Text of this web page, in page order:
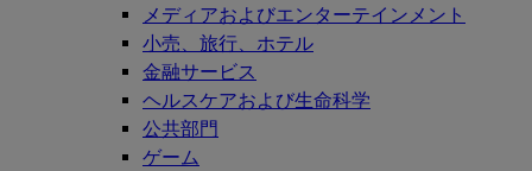
メディアおよびエンターテインメント
小売、旅行、ホテル
金融サービス
ヘルスケアおよび生命科学
公共部門
ゲーム